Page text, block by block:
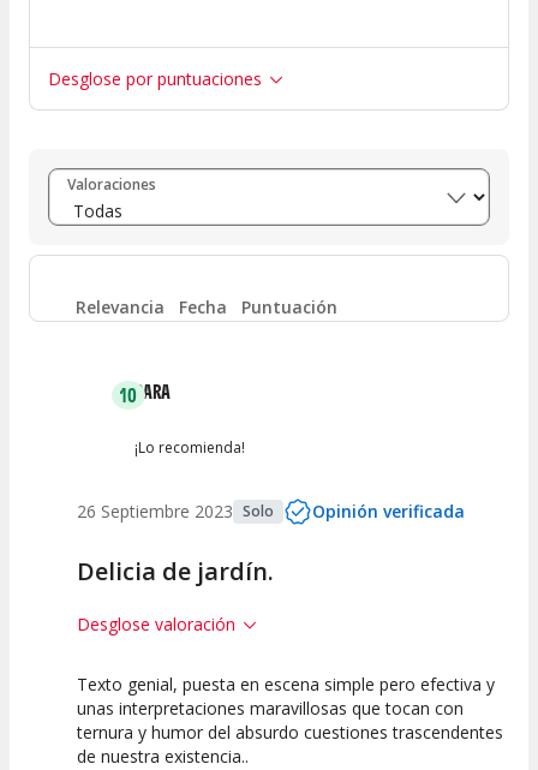
Desglose por puntuaciones
Entre 8 y 10 (1)
Entre 6 y 8 (0)
Entre 4 y 6 0
Valoraciones
Relevancia Fecha Puntuación
10SARA
¡Lo recomienda!
26 Septiembre 2023 Solo Opinión verificada
Delicia de jardín.
Desglose valoración
10
Calidad del
Espectáculo
10
Puesta en
Escena
10
Interpretación
Texto genial, puesta en escena simple pero efectiva y
unas interpretaciones maravillosas que tocan con
ternura y humor del absurdo cuestiones trascendentes
de nuestra existencia..